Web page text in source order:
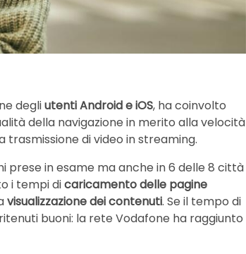
degliutenti Android e iOS, ha coinvolto
della navigazione in merito alla velocità
di video in streaming.
prese in esame ma anche in 6 delle 8 città
i tempi dicaricamento delle pagine
visualizzazione dei contenuti. Se il tempo di
buoni: la rete Vodafone ha raggiunto